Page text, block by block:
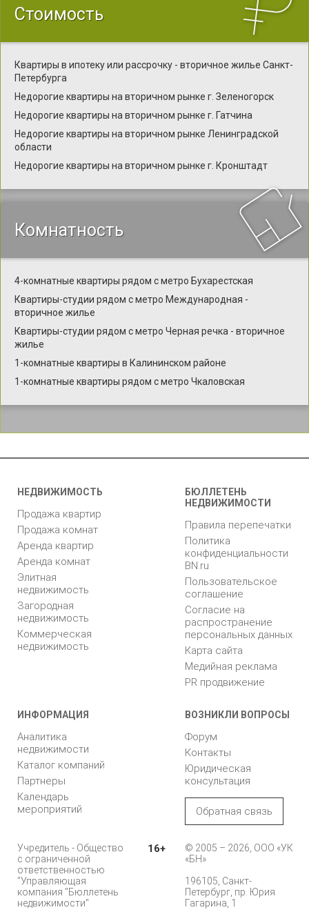
Стоимость
Квартиры в ипотеку или рассрочку - вторичное жилье Санкт-
Петербурга
Недорогие квартиры на вторичном рынке г. Зеленогорск
Недорогие квартиры на вторичном рынке г. Гатчина
Недорогие квартиры на вторичном рынке Ленинградской
области
Недорогие квартиры на вторичном рынке г. Кронштадт
Комнатность
4-комнатные квартиры рядом с метро Бухарестская
Квартиры-студии рядом с метро Международная -
вторичное жилье
Квартиры-студии рядом с метро Черная речка - вторичное
жилье
1-комнатные квартиры в Калининском районе
1-комнатные квартиры рядом с метро Чкаловская
НЕДВИЖИМОСТЬ
Продажа квартир
Продажа комнат
Аренда квартир
Аренда комнат
Элитная
недвижимость
Загородная
недвижимость
Коммерческая
недвижимость
БЮЛЛЕТЕНЬ
НЕДВИЖИМОСТИ
Правила перепечатки
Политика
конфиденциальности
BN.ru
Пользовательское
соглашение
Согласие на
распространение
персональных данных
Карта сайта
Медийная реклама
PR продвижение
ИНФОРМАЦИЯ
Аналитика
недвижимости
Каталог компаний
Партнеры
Календарь
мероприятий
ВОЗНИКЛИ ВОПРОСЫ
Форум
Контакты
Юридическая
консультация
Обратная связь
Учредитель - Общество
с ограниченной
ответственностью
"Управляющая
компания "Бюллетень
недвижимости"
16+
© 2005 – 2026, ООО «УК
«БН»
196105, Санкт-
Петербург, пр. Юрия
Гагарина, 1